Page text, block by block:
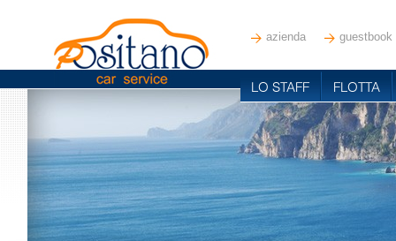
azienda guestbook
LO STAFF FLOTTA